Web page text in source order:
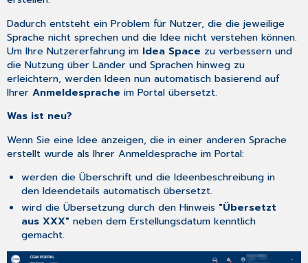
Dadurch entsteht ein Problem für Nutzer, die die jeweilige
Sprache nicht sprechen und die Idee nicht verstehen können.
Um Ihre Nutzererfahrung im Idea Space zu verbessern und
die Nutzung über Länder und Sprachen hinweg zu
erleichtern, werden Ideen nun automatisch basierend auf
IhrerAnmeldesprache im Portal übersetzt.
Was ist neu?
Wenn Sie eine Idee anzeigen, die in einer anderen Sprache
erstellt wurde als Ihrer Anmeldesprache im Portal:
werden die Überschrift und die Ideenbeschreibung in
den Ideendetails automatisch übersetzt.
wird die Übersetzung durch den Hinweis "Übersetzt
aus XXX" neben dem Erstellungsdatum kenntlich
gemacht.